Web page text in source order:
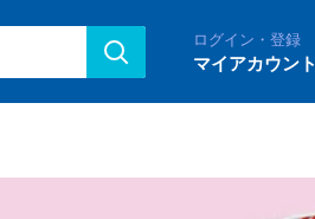
ログイン・登録
マイアカウント